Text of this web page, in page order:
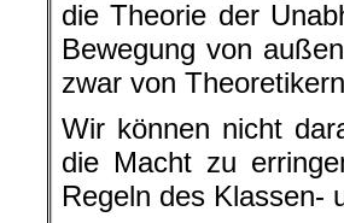
die Theorie der
Bewegung von
zwar von
Wir können nicht
die Macht zu
Regeln des Klassen-